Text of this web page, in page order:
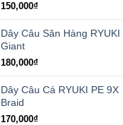
150,000₫
Dây Câu Săn Hàng RYUKI
Giant
180,000₫
Dây Câu Cá RYUKI PE 9X
Braid
170,000₫